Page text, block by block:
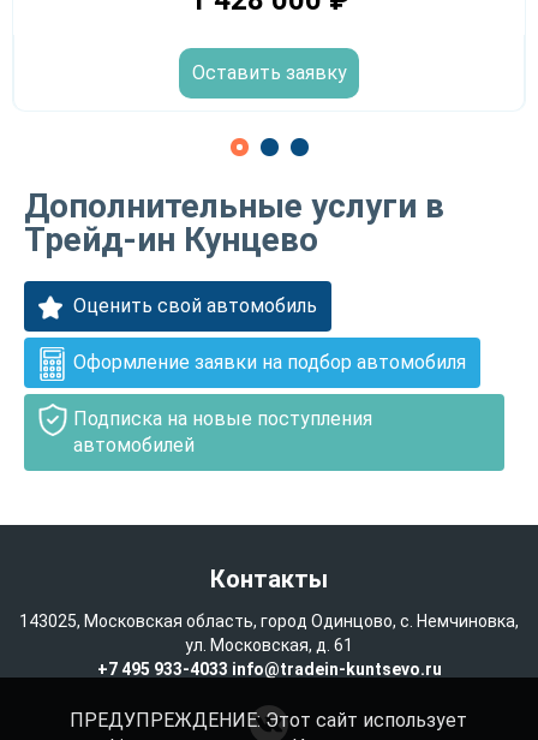
Оставить заявку
Дополнительные услуги в
Трейд-ин Кунцево
Оценить свой автомобиль
Оформление заявки на подбор автомобиля
Подписка на новые поступления
автомобилей
Контакты
143025, Московская область, город Одинцово, с. Немчиновка,
ул. Московская, д. 61
+7 495 933-4033 info@tradein-kuntsevo.ru
ПРЕДУПРЕЖДЕНИЕ: Этот сайт использует